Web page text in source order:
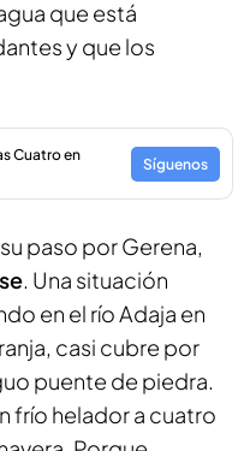
que está
y que los
Cuatro en
Síguenos
su paso por Gerena,
. Una situación
en el río Adaja en
casi cubre por
puente de piedra.
frío helador a cuatro